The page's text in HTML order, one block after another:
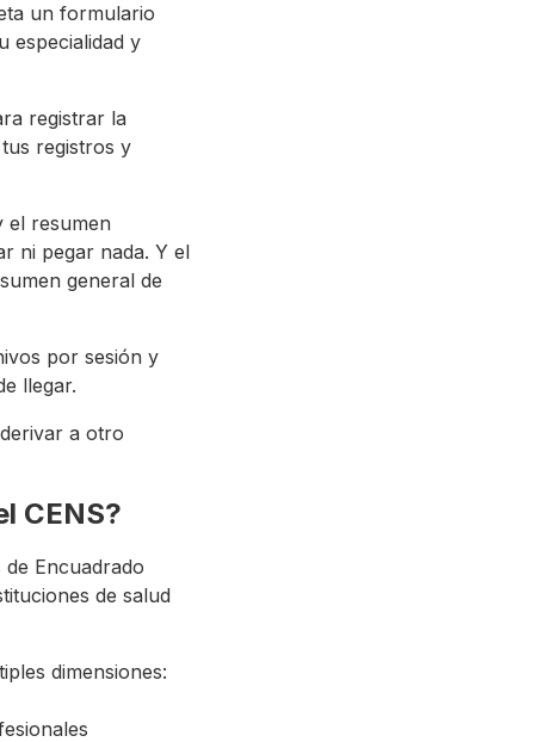
un formulario
especialidad y
registrar la
registros y
el resumen
ni pegar nada. Y el
general de
por sesión y
llegar.
a otro
CENS?
Encuadrado
de salud
dimensiones: